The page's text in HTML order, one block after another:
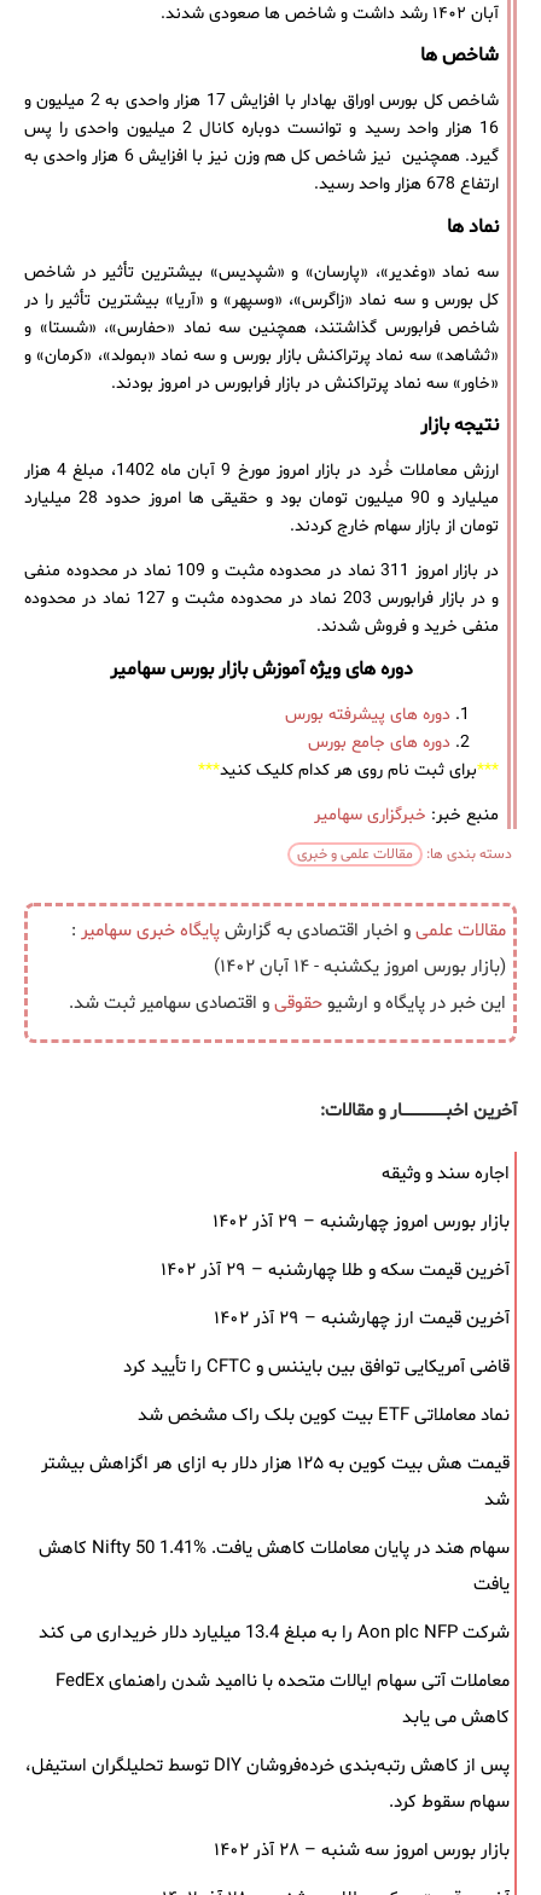
آبان ۱۴۰۲ رشد داشت و شاخص ها صعودی شدند.
شاخص ها
شاخص کل بورس اوراق بهادار با افزایش 17 هزار واحدی به 2 میلیون و
16 هزار واحد رسید و توانست دوباره کانال 2 میلیون واحدی را پس
گیرد. همچنین نیز شاخص کل هم‌ وزن نیز با افزایش 6 هزار واحدی به
ارتفاع 678 هزار واحد رسید.
نماد ها
سه نماد «وغدیر»، «پارسان» و «شپدیس» بیشترین تأثیر در شاخص
کل بورس و سه نماد «زاگرس»، «وسپهر» و «آریا» بیشترین تأثیر را در
شاخص فرابورس گذاشتند، همچنین سه نماد «حفارس»، «شستا» و
«ثشاهد» سه نماد پرتراکنش بازار بورس و سه نماد «بمولد»، «کرمان» و
«خاور» سه نماد پرتراکنش در بازار فرابورس در امروز بودند.
نتیجه بازار
ارزش معاملات خُرد در بازار امروز مورخ 9 آبان ماه 1402، مبلغ 4 هزار
میلیارد و 90 میلیون تومان بود و حقیقی ‌ها امروز حدود 28 میلیارد
تومان از بازار سهام خارج کردند.
در بازار امروز 311 نماد در محدوده مثبت و 109 نماد در محدوده منفی
و در بازار فرابورس 203 نماد در محدوده مثبت و 127 نماد در محدوده
منفی خرید و فروش شدند.
دوره های ویژه آموزش بازار بورس سهامیر
دوره های پیشرفته بورس
دوره های جامع بورس
***برای ثبت نام روی هر کدام کلیک کنید***
منبع خبر: خبرگزاری سهامیر
دسته بندی ها: مقالات علمی و خبری
مقالات علمیو اخبار اقتصادی به گزارشپایگاه خبریسهامیر :
(بازار بورس امروز یکشنبه - ۱۴ آبان ۱۴۰۲)
این خبر در پایگاه و ارشیوحقوقیو اقتصادی سهامیر ثبت شد.
آخرین اخبــــــــــــــــــار و مقالات:
اجاره سند و وثیقه
بازار بورس امروز چهارشنبه – ۲۹ آذر ۱۴۰۲
آخرین قیمت سکه و طلا چهارشنبه – ۲۹ آذر ۱۴۰۲
آخرین قیمت ارز چهارشنبه – ۲۹ آذر ۱۴۰۲
قاضی آمریکایی توافق بین بایننس و CFTC را تأیید کرد
نماد معاملاتی ETF بیت کوین بلک ‌راک مشخص شد
قیمت هش بیت کوین به ۱۲۵ هزار دلار به‌ ازای هر اگزاهش بیشتر
شد
سهام هند در پایان معاملات کاهش یافت. Nifty 50 1.41% کاهش
یافت
شرکت Aon plc NFP را به مبلغ 13.4 میلیارد دلار خریداری می کند
معاملات آتی سهام ایالات متحده با ناامید شدن راهنمای FedEx
کاهش می یابد
پس از کاهش رتبه‌بندی خرده‌فروشان DIY توسط تحلیلگران استیفل،
سهام سقوط کرد.
بازار بورس امروز سه شنبه – ۲۸ آذر ۱۴۰۲